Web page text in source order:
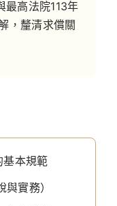
最高法院113年
，釐清求償關
本規範
實務）